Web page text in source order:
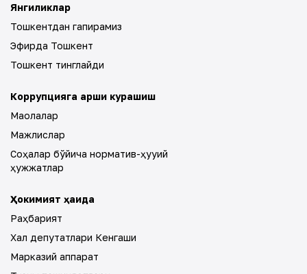
Янгиликлар
Тошкентдан гапирамиз
Эфирда Тошкент
Тошкент тинглайди
Коррупцияга қарши курашиш
Мақолалар
Мажлислар
Соҳалар бўйича норматив-ҳуқуқий
ҳужжатлар
Ҳокимият ҳақида
Раҳбарият
Халқ депутатлари Кенгаши
Марказий аппарат